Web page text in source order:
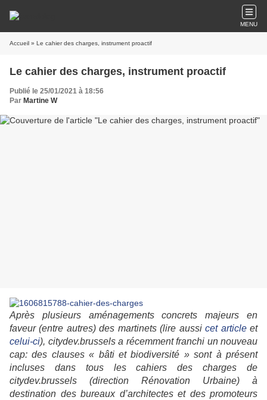
MENU
Accueil » Le cahier des charges, instrument proactif
Le cahier des charges, instrument proactif
Publié le 25/01/2021 à 18:56
Par Martine W
Après plusieurs aménagements concrets majeurs en
faveur (entre autres) des martinets (lire aussicet articleet
celui-ci), citydev.brussels a récemment franchi un nouveau
cap: des clauses « bâti et biodiversité » sont à présent
incluses dans tous les cahiers des charges de
citydev.brussels (direction Rénovation Urbaine) à
destination des bureaux d’architectes et des promoteurs